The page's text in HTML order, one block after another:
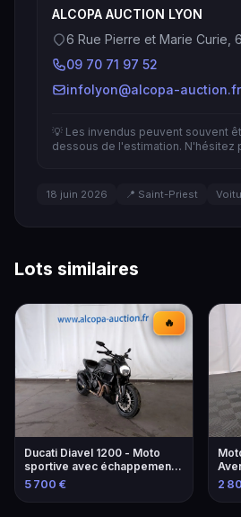
ALCOPA AUCTION LYON
6 Rue Pierre et Marie Curie,
09 70 71 97 52
infolyon@alcopa-auction.fr
💡 Les invendus peuvent souvent
dessous de l'estimation. N'hésitez
18 juin 2026 📍 Saint-Priest
Lots similaires
🔥
Ducati Diavel 1200 - Moto
sportive avec échappement
modifié
5 700 €
2013
2